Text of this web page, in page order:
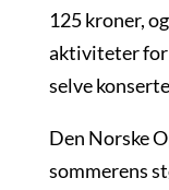
125 kroner,
aktiviteter for
selve
Den Norske
sommerens